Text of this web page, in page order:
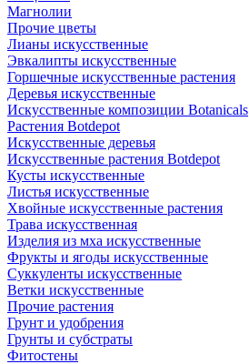
Магнолии
Прочие цветы
Лианы искусственные
Эвкалипты искусственные
Горшечные искусственные растения
Деревья искусственные
Искусственные композиции Botanicals
Растения Botdepot
Искусственные деревья
Искусственные растения Botdepot
Кусты искусственные
Листья искусственные
Хвойные искусственные растения
Трава искусственная
Изделия из мха искусственные
Фрукты и ягоды искусственные
Суккуленты искусственные
Ветки искусственные
Прочие растения
Грунт и удобрения
Грунты и субстраты
Фитостены